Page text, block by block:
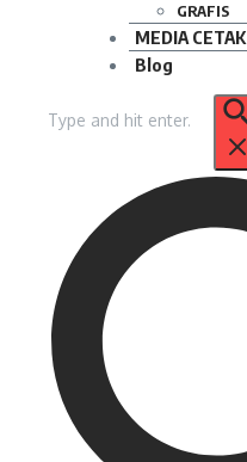
GRAFIS
MEDIA CETAK
Blog
untuk: